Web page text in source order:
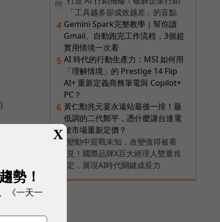
PR
「工具越多卻成效越差」的盲點
4 Gemini Spark完整教學｜幫你讀
Gmail、自動跑完工作流程，3個超
實用情境一次看
5 AI 時代的行動生產力：MSI 如何用
「理解情境」的 Prestige 14 Flip
AI+ 重新定義商務筆電與 Copilot+
PC？
6 黃仁勳兆元宴永遠站最後一排！最
低調的二代鄭平，憑什麼讓台達電
被市場重新定價？
變動中迎戰未知，改變值得被看
見！國際品牌X百大經理人雙重肯
定，展現AI時代關鍵成長力
X
勢！
《一天一